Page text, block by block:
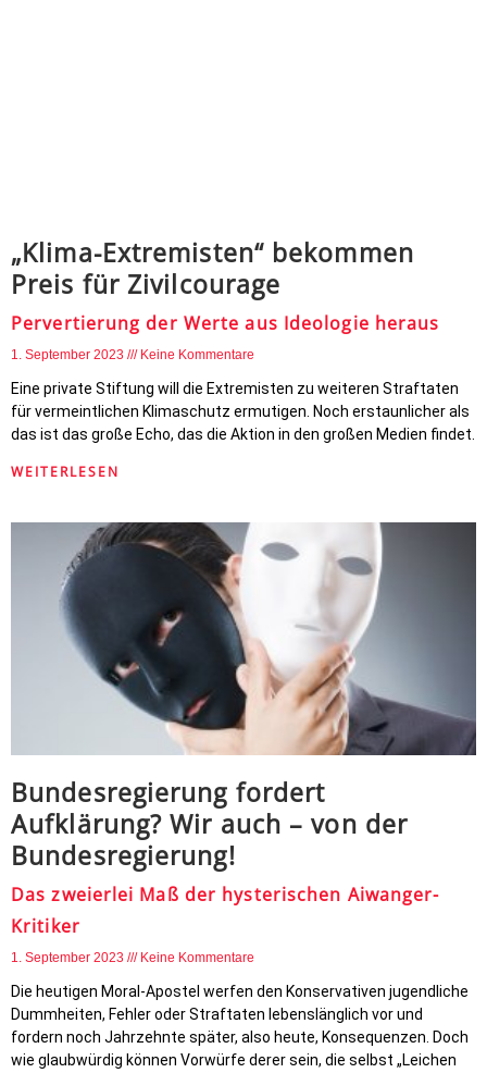
„Klima-Extremisten“ bekommen
Preis für Zivilcourage
Pervertierung der Werte aus Ideologie heraus
1. September 2023 Keine Kommentare
Eine private Stiftung will die Extremisten zu weiteren Straftaten
für vermeintlichen Klimaschutz ermutigen. Noch erstaunlicher als
das ist das große Echo, das die Aktion in den großen Medien findet.
WEITERLESEN
Bundesregierung fordert
Aufklärung? Wir auch – von der
Bundesregierung!
Das zweierlei Maß der hysterischen Aiwanger-
Kritiker
1. September 2023 Keine Kommentare
Die heutigen Moral-Apostel werfen den Konservativen jugendliche
Dummheiten, Fehler oder Straftaten lebenslänglich vor und
fordern noch Jahrzehnte später, also heute, Konsequenzen. Doch
wie glaubwürdig können Vorwürfe derer sein, die selbst „Leichen